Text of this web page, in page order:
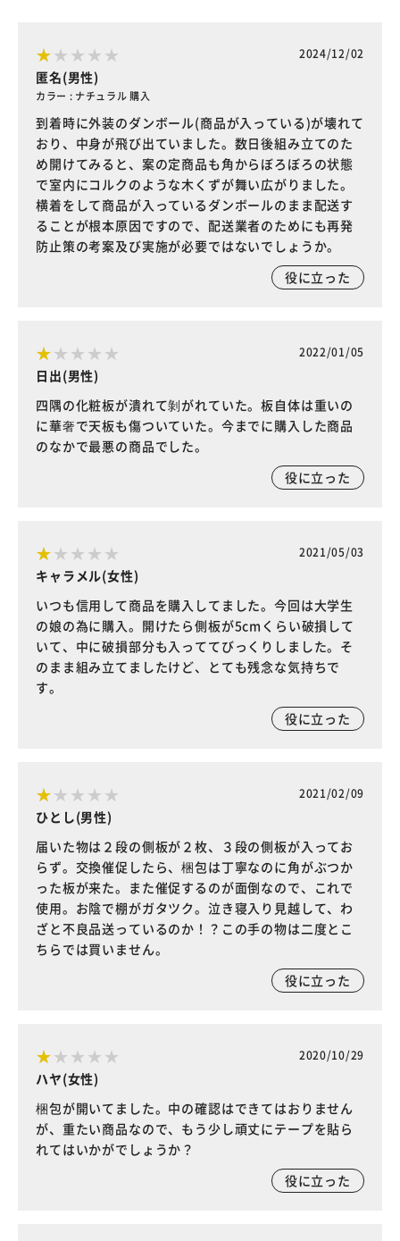
2024/12/02
匿名(男性)
カラー : ナチュラル 購入
到着時に外装のダンボール(商品が入っている)が壊れて
おり、中身が飛び出ていました。数日後組み立てのた
め開けてみると、案の定商品も角からぼろぼろの状態
で室内にコルクのような木くずが舞い広がりました。
横着をして商品が入っているダンボールのまま配送す
ることが根本原因ですので、配送業者のためにも再発
防止策の考案及び実施が必要ではないでしょうか。
役に立った
2022/01/05
日出(男性)
四隅の化粧板が潰れて剝がれていた。板自体は重いの
に華奢で天板も傷ついていた。今までに購入した商品
のなかで最悪の商品でした。
役に立った
2021/05/03
キャラメル(女性)
いつも信用して商品を購入してました。今回は大学生
の娘の為に購入。開けたら側板が5cmくらい破損して
いて、中に破損部分も入っててびっくりしました。そ
のまま組み立てましたけど、とても残念な気持ちで
す。
役に立った
2021/02/09
ひとし(男性)
届いた物は２段の側板が２枚、３段の側板が入ってお
らず。交換催促したら、梱包は丁寧なのに角がぶつか
った板が来た。また催促するのが面倒なので、これで
使用。お陰で棚がガタツク。泣き寝入り見越して、わ
ざと不良品送っているのか！？この手の物は二度とこ
ちらでは買いません。
役に立った
2020/10/29
ハヤ(女性)
梱包が開いてました。中の確認はできてはおりません
が、重たい商品なので、もう少し頑丈にテープを貼ら
れてはいかがでしょうか？
役に立った